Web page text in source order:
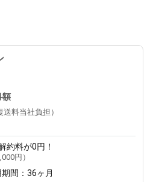
額
送料当社負担）
約料が0円！
円 ）
間： 36ヶ月